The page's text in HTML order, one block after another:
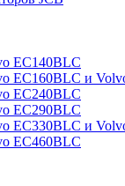
EC140BLC
EC160BLC и
EC240BLC
EC290BLC
EC330BLC и
EC460BLC